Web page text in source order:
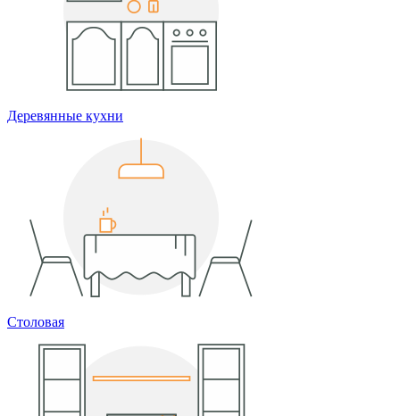
Деревянные кухни
Столовая